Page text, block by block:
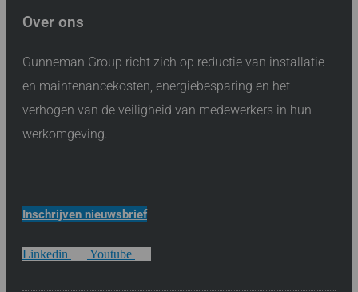
Over ons
Gunneman Group richt zich op reductie van installatie-
en maintenancekosten, energiebesparing en het
verhogen van de veiligheid van medewerkers in hun
werkomgeving.
Inschrijven nieuwsbrief
Linkedin Youtube